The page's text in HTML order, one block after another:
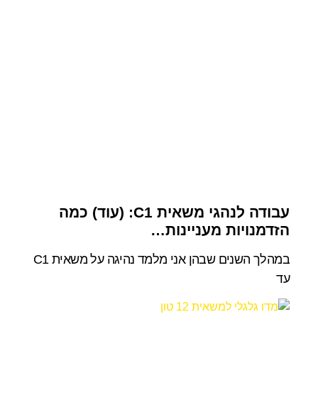
עבודה לנהגי משאית C1: (עוד) כמה
הזדמנויות מעניינות…
במהלך השנים שבהן אני מלמד נהיגה על משאית C1
עד